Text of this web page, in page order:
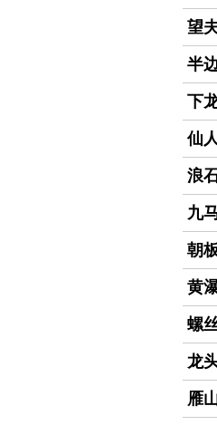
望
半
下
仙
浪
九
朝
黄
螺
龙
雁